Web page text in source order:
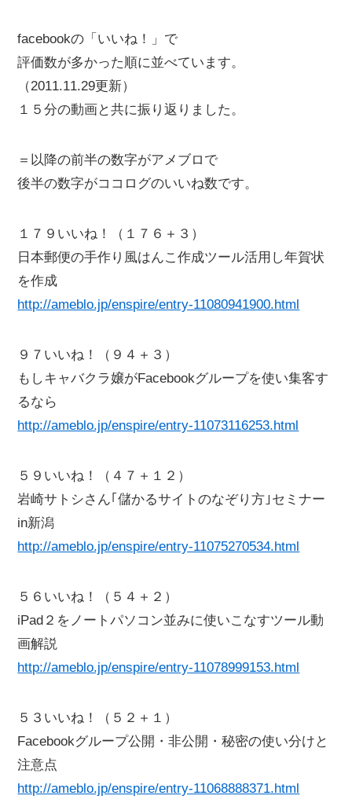
facebookの「いいね！」で
評価数が多かった順に並べています。
（2011.11.29更新）
１５分の動画と共に振り返りました。
＝以降の前半の数字がアメブロで
後半の数字がココログのいいね数です。
１７９いいね！（１７６＋３）
日本郵便の手作り風はんこ作成ツール活用し年賀状
を作成
http://ameblo.jp/enspire/entry-11080941900.html
９７いいね！（９４＋３）
もしキャバクラ嬢がFacebookグループを使い集客す
るなら
http://ameblo.jp/enspire/entry-11073116253.html
５９いいね！（４７＋１２）
岩崎サトシさん｢儲かるサイトのなぞり方｣セミナー
in新潟
http://ameblo.jp/enspire/entry-11075270534.html
５６いいね！（５４＋２）
iPad２をノートパソコン並みに使いこなすツール動
画解説
http://ameblo.jp/enspire/entry-11078999153.html
５３いいね！（５２＋１）
Facebookグループ公開・非公開・秘密の使い分けと
注意点
http://ameblo.jp/enspire/entry-11068888371.html